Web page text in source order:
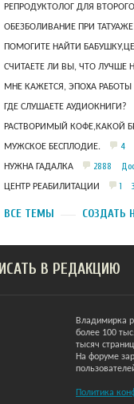
РЕПРОДУКТОЛОГ ДЛЯ
ОБЕЗБОЛИВАНИЕ ПРИ
ПОМОГИТЕ НАЙТИ
СЧИТАЕТЕ ЛИ ВЫ, ЧТО ЛУЧШЕ
МНЕ КАЖЕТСЯ, ЭПОХА
ГДЕ СЛУШАЕТЕ АУДИОКНИГИ?
РАСТВОРИМЫЙ КОФЕ,КАКОЙ
МУЖСКОЕ БЕСПЛОДИЕ. 4
НУЖНА ГАДАЛКА 2888
ЦЕНТР РЕАБИЛИТАЦИИ 1
ВСЕ ТЕМЫ СОЗДАТЬ
В РЕДАКЦИЮ
Владимирка
более 100
тысяч
На форуме
Политика